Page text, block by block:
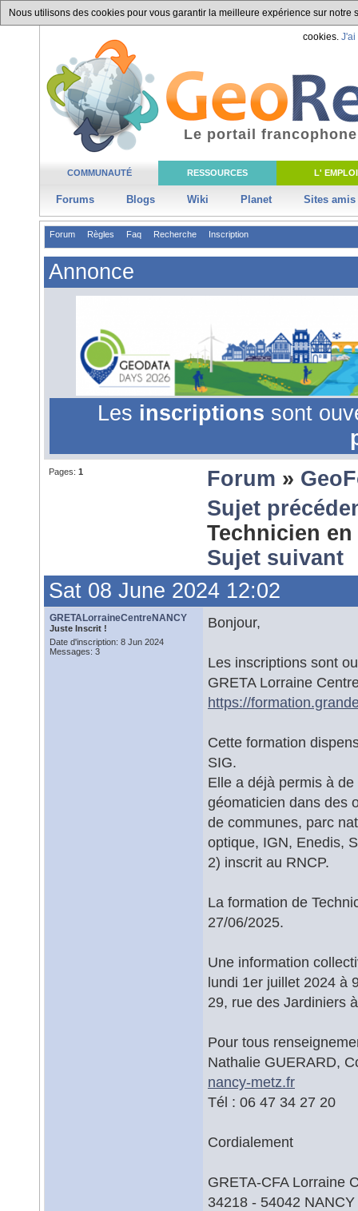
Nous utilisons des cookies pour vous garantir la meilleure expérience sur
cookies. J'ai
COMMUNAUTÉ RESSOURCES L' EMPLOI
Forums Blogs Wiki Planet Sites amis
Le portail
Forum Règles Faq Recherche Inscription
Annonce
Les inscriptions sont
Pages: 1 Forum »
Sujet
Technicien
Sujet suivant
Sat 08 June 2024 12:02
GRETALorraineCentreNANCY
Juste Inscrit !
Date d'inscription: 8 Jun 2024
Messages: 3
Bonjour,
Les inscriptions sont
GRETA Lorraine
https://
Cette formation
SIG.
Elle a déjà permis à
géomaticien dans des
de communes, parc
optique, IGN, Enedis,
2) inscrit au RNCP.
La formation de
27/06/2025.
Une information
lundi 1er juillet 2024 à
29, rue des Jardiniers
Pour tous
Nathalie GUERARD,
nancy-metz.fr
Tél : 06 47 34 27 20
Cordialement
GRETA-CFA Lorraine
34218 - 54042